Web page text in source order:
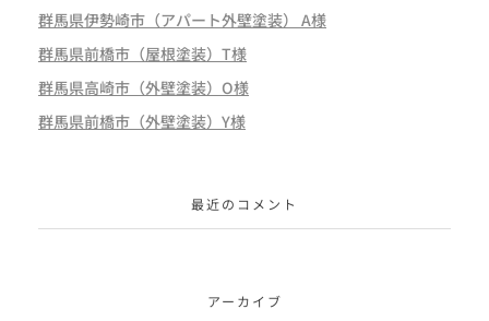
群馬県伊勢崎市（アパート外壁塗装） A様
群馬県前橋市（屋根塗装）T様
群馬県高崎市（外壁塗装）O様
群馬県前橋市（外壁塗装）Y様
最近のコメント
アーカイブ